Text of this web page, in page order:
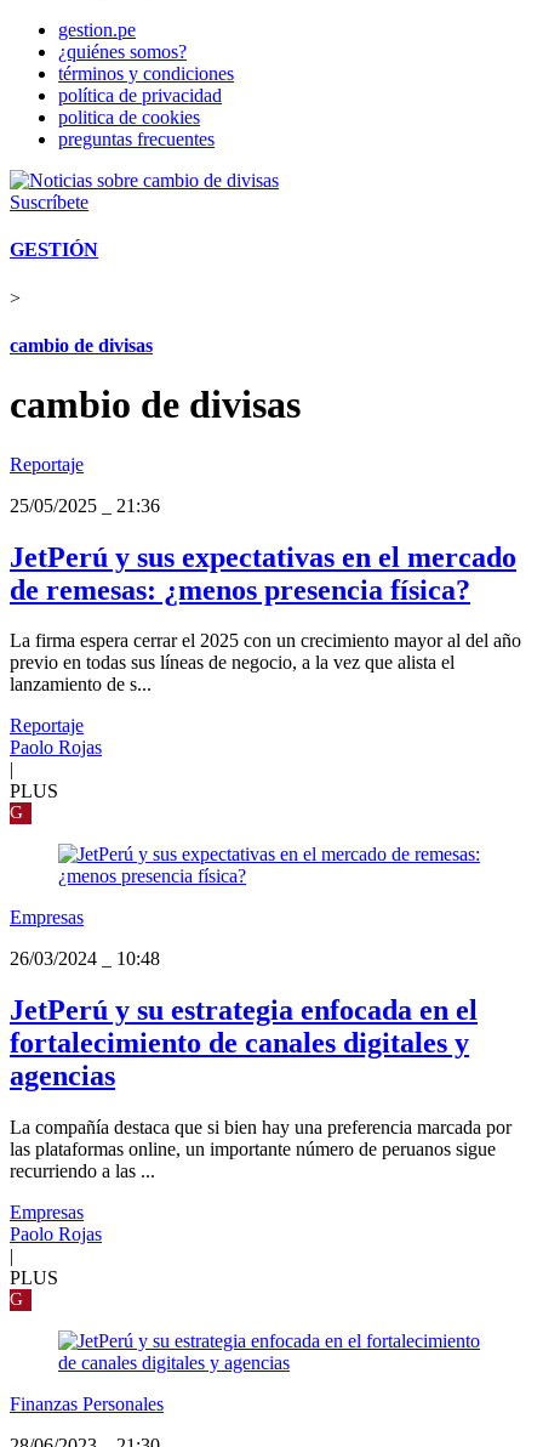
gestion.pe
¿quiénes somos?
términos y condiciones
política de privacidad
politica de cookies
preguntas frecuentes
Suscríbete
GESTIÓN
>
cambio de divisas
cambio de divisas
Reportaje
25/05/2025
21:36
JetPerú y sus expectativas en el mercado
de remesas: ¿menos presencia física?
La firma espera cerrar el 2025 con un crecimiento mayor al del año
previo en todas sus líneas de negocio, a la vez que alista el
lanzamiento de s...
Reportaje
Paolo Rojas
PLUS
G
Empresas
26/03/2024
10:48
JetPerú y su estrategia enfocada en el
fortalecimiento de canales digitales y
agencias
La compañía destaca que si bien hay una preferencia marcada por
las plataformas online, un importante número de peruanos sigue
recurriendo a las ...
Empresas
Paolo Rojas
|
PLUS
G
Finanzas Personales